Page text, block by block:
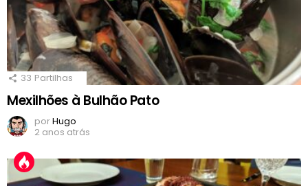
33 Partilhas
Mexilhões à Bulhão Pato
porHugo
2 anos atrás